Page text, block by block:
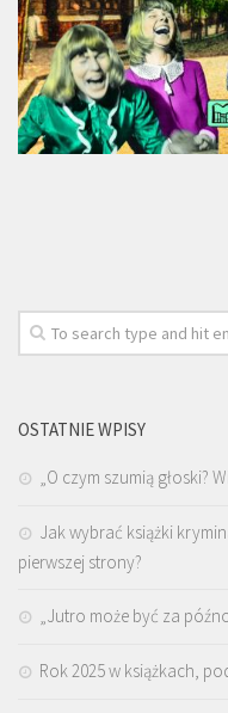
OSTATNIE WPISY
„O czym szumią głoski?
Jak wybrać książki
pierwszej strony?
„Jutro może być za
Rok 2025 w książkach,